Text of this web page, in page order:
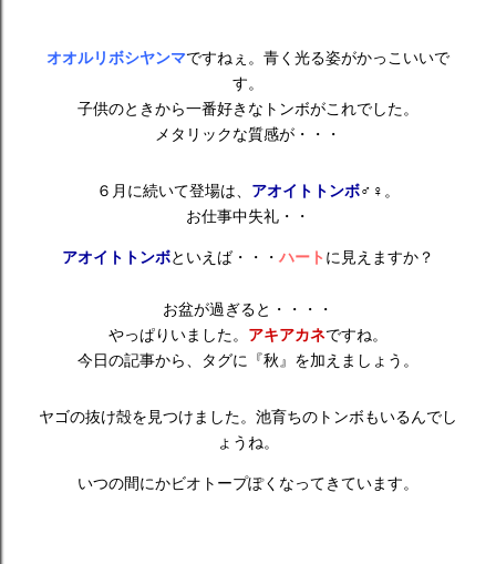
オオルリボシヤンマですねぇ。青く光る姿がかっこいいで
す。
子供のときから一番好きなトンボがこれでした。
メタリックな質感が・・・
６月に続いて登場は、 アオイトトンボ♂♀。
お仕事中失礼・・
アオイトトンボといえば・・・ ハート に見えますか？
お盆が過ぎると・・・・
やっぱりいました。 アキアカネですね。
今日の記事から、タグに『秋』を加えましょう。
ヤゴの抜け殻を見つけました。池育ちのトンボもいるんでし
ょうね。
いつの間にかビオトープぽくなってきています。